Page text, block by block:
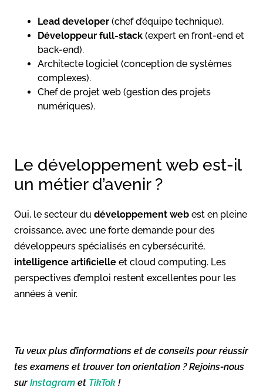
Lead developer (chef d’équipe technique).
Développeur full-stack (expert en front-end et
back-end).
Architecte logiciel (conception de systèmes
complexes).
Chef de projet web (gestion des projets
numériques).
Le développement web est-il
un métier d’avenir ?
Oui, le secteur du développement web est en pleine
croissance, avec une forte demande pour des
développeurs spécialisés en cybersécurité,
intelligence artificielle et cloud computing. Les
perspectives d’emploi restent excellentes pour les
années à venir.
Tu veux plus d’informations et de conseils pour réussir
tes examens et trouver ton orientation ? Rejoins-nous
surInstagram et TikTok !